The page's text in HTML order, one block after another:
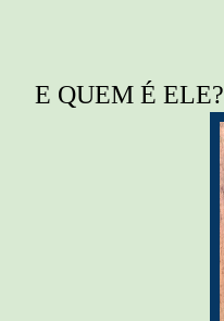
E QUEM É ELE?